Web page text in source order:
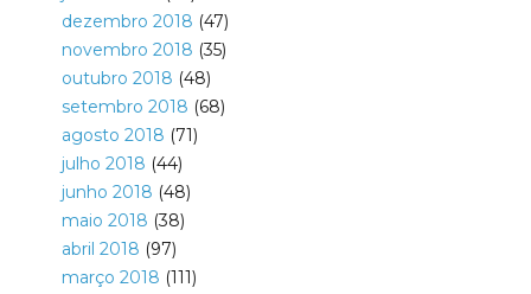
dezembro 2018 (47)
novembro 2018 (35)
outubro 2018 (48)
setembro 2018 (68)
agosto 2018 (71)
julho 2018 (44)
junho 2018 (48)
maio 2018 (38)
abril 2018 (97)
março 2018 (111)